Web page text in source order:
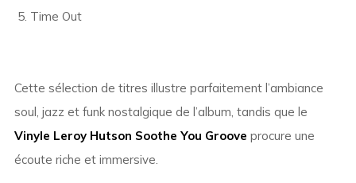
Time Out
Cette sélection de titres illustre parfaitement l’ambiance
soul, jazz et funk nostalgique de l’album, tandis que le
Vinyle Leroy Hutson Soothe You Groove procure une
écoute riche et immersive.